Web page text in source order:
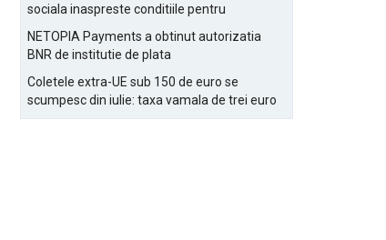
sociala inaspreste conditiile pentru
NETOPIA Payments a obtinut autorizatia
BNR de institutie de plata
Coletele extra-UE sub 150 de euro se
scumpesc din iulie: taxa vamala de trei euro
pe articol, adaugata la taxa logistica